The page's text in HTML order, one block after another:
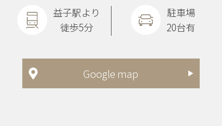
Google map
益子駅より
徒歩5分
駐車場
20台有